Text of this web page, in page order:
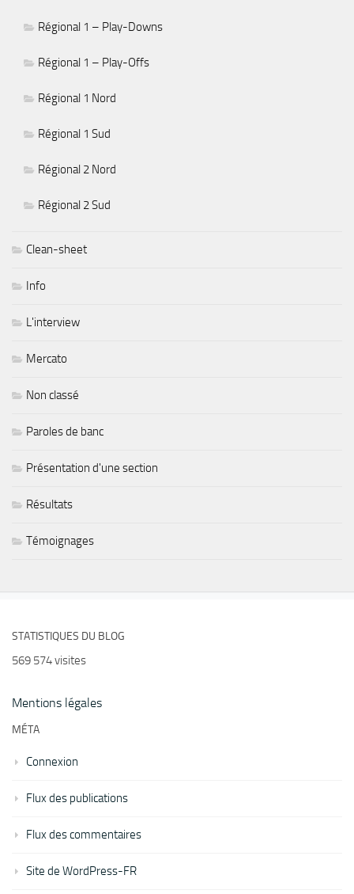
Régional 1 – Play-Downs
Régional 1 – Play-Offs
Régional 1 Nord
Régional 1 Sud
Régional 2 Nord
Régional 2 Sud
Clean-sheet
Info
L'interview
Mercato
Non classé
Paroles de banc
Présentation d'une section
Résultats
Témoignages
STATISTIQUES DU BLOG
569 574 visites
Mentions légales
MÉTA
Connexion
Flux des publications
Flux des commentaires
Site de WordPress-FR